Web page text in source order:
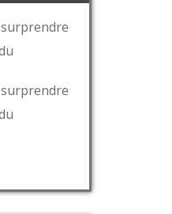
surprendre
surprendre